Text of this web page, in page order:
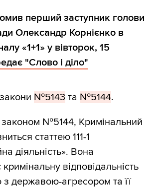
перший заступник голови
Олександр Корнієнко в
«1+1» у вівторок, 15
"Слово і діло"
№5143 та №5144.
законом №5144, Кримінальний
статтею 111-1
діяльність». Вона
відповідальність
з державою-агресором та її